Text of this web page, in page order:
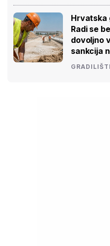
Hrvatska
Radi se
dovoljno
sankcija